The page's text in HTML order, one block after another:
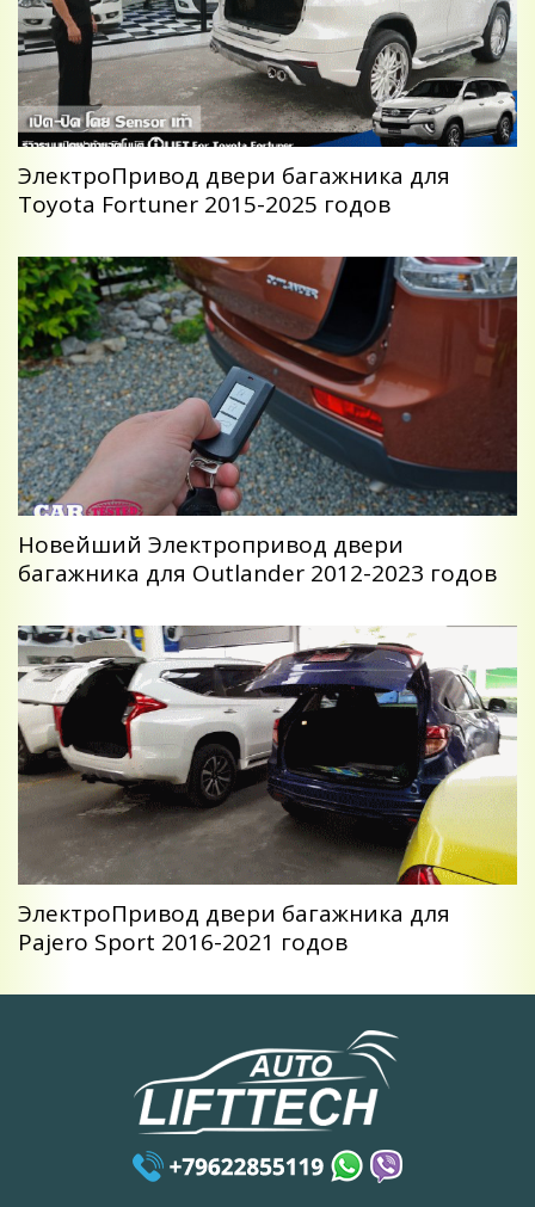
ЭлектроПривод двери багажника для
Toyota Fortuner 2015-2025 годов
Новейший Электропривод двери
багажника для Outlander 2012-2023 годов
ЭлектроПривод двери багажника для
Pajero Sport 2016-2021 годов